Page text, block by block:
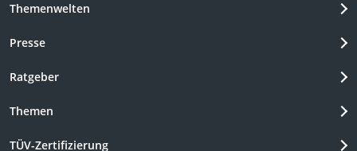
Themenwelten
Presse
Ratgeber
Themen
TÜV-Zertifizierung